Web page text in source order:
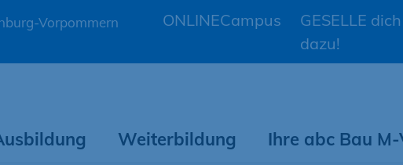
Vorpommern
ONLINECampus
GESELLE dich
dazu!
Weiterbildung Ihre abc Bau